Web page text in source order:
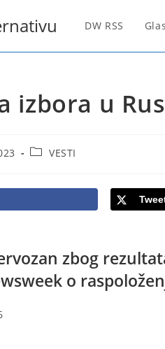
DW RSS
izbora u
PostVESTI
zbog
o